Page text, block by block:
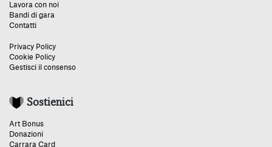
Lavora con noi
Bandi di gara
Contatti
Privacy Policy
Cookie Policy
Gestisci il consenso
Sostienici
Art Bonus
Donazioni
Carrara Card